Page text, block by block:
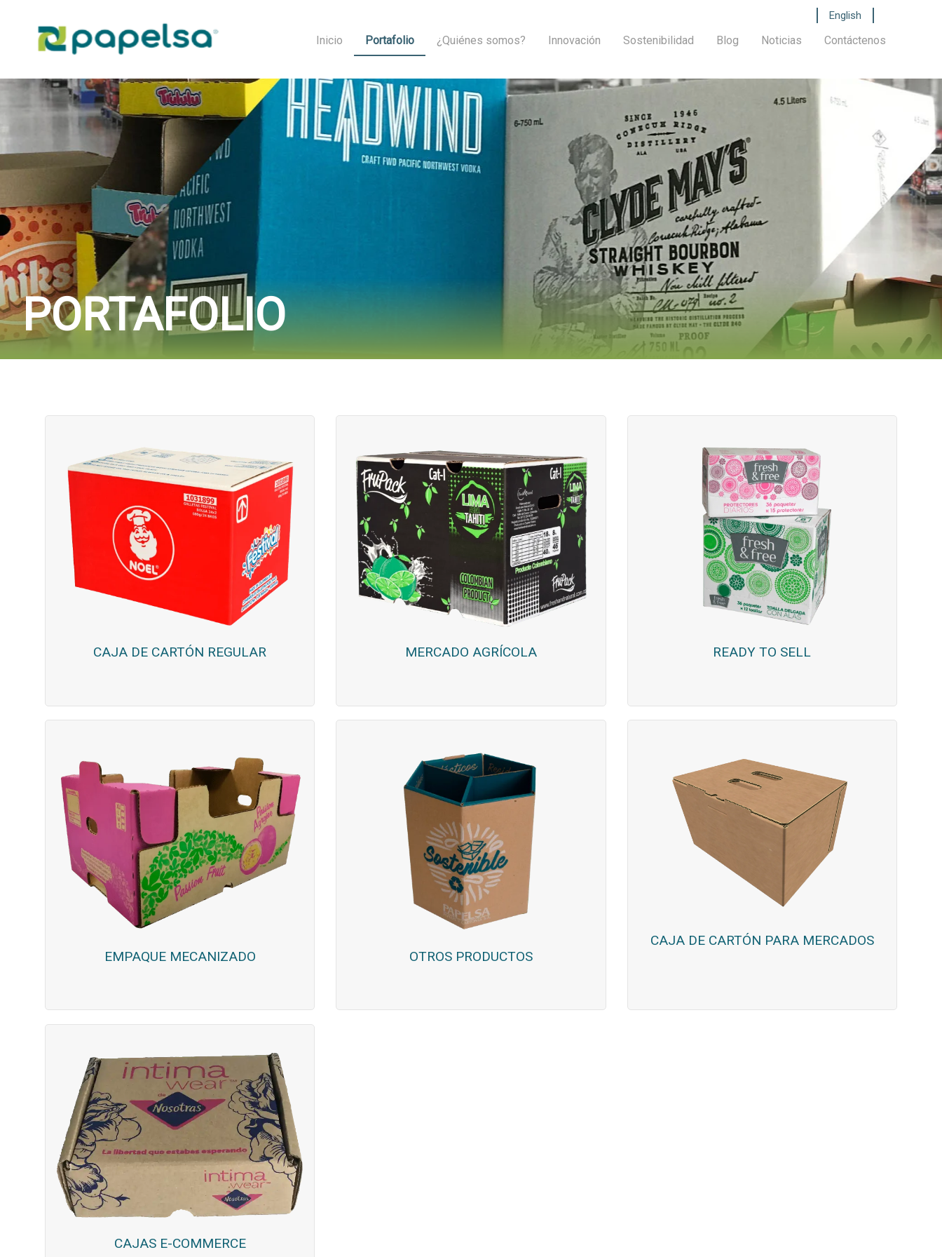
English
Inicio Portafolio ¿Quiénes somos? Innovación Sostenibilidad Blog Noticias Contáctenos
PORTAFOLIO
CAJA DE CARTÓN REGULAR MERCADO AGRÍCOLA READY TO SELL
EMPAQUE MECANIZADO OTROS PRODUCTOS
CAJA DE CARTÓN PARA MERCADOS
CAJAS E-COMMERCE